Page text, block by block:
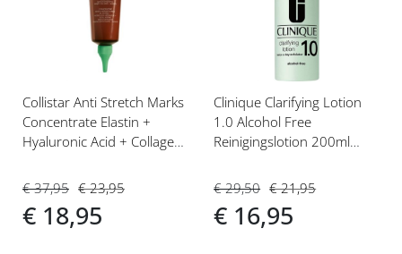
verlanglijst
Collistar Anti Stretch Marks
Concentrate Elastin +
Hyaluronic Acid + Collagen
€ 37,95
€ 18,95
€ 23,95
verlanglijst
Clinique Clarifying Lotion
1.0 Alcohol Free
Reinigingslotion 200ml
€ 29,50
€ 16,95
€ 21,95